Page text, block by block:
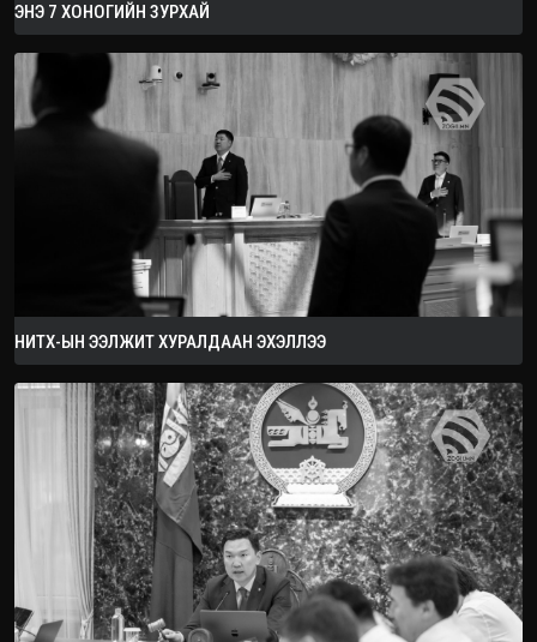
ЭНЭ 7 ХОНОГИЙН ЗУРХАЙ
НИТХ-ЫН ЭЭЛЖИТ ХУРАЛДААН ЭХЭЛЛЭЭ